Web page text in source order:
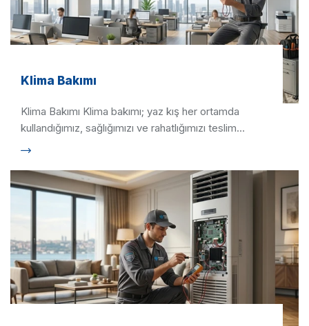
Klima Bakımı
Klima Bakımı Klima bakımı; yaz kış her ortamda
kullandığımız, sağlığımızı ve rahatlığımızı teslim